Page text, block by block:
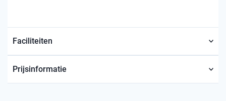
Faciliteiten
Prijsinformatie